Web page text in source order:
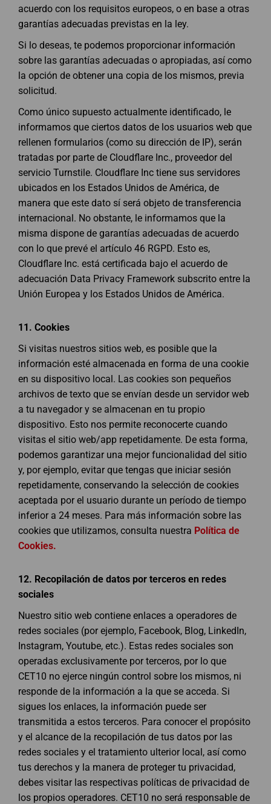
acuerdo con los requisitos europeos, o en base a otras
garantías adecuadas previstas en la ley.
Si lo deseas, te podemos proporcionar información
sobre las garantías adecuadas o apropiadas, así como
la opción de obtener una copia de los mismos, previa
solicitud.
Como único supuesto actualmente identificado, le
informamos que ciertos datos de los usuarios web que
rellenen formularios (como su dirección de IP), serán
tratadas por parte de Cloudflare Inc., proveedor del
servicio Turnstile. Cloudflare Inc tiene sus servidores
ubicados en los Estados Unidos de América, de
manera que este dato sí será objeto de transferencia
internacional. No obstante, le informamos que la
misma dispone de garantías adecuadas de acuerdo
con lo que prevé el artículo 46 RGPD. Esto es,
Cloudflare Inc. está certificada bajo el acuerdo de
adecuación Data Privacy Framework subscrito entre la
Unión Europea y los Estados Unidos de América.
11. Cookies
Si visitas nuestros sitios web, es posible que la
información esté almacenada en forma de una cookie
en su dispositivo local. Las cookies son pequeños
archivos de texto que se envían desde un servidor web
a tu navegador y se almacenan en tu propio
dispositivo. Esto nos permite reconocerte cuando
visitas el sitio web/app repetidamente. De esta forma,
podemos garantizar una mejor funcionalidad del sitio
y, por ejemplo, evitar que tengas que iniciar sesión
repetidamente, conservando la selección de cookies
aceptada por el usuario durante un período de tiempo
inferior a 24 meses. Para más información sobre las
cookies que utilizamos, consulta nuestra Política de
Cookies.
12. Recopilación de datos por terceros en redes
sociales
Nuestro sitio web contiene enlaces a operadores de
redes sociales (por ejemplo, Facebook, Blog, LinkedIn,
Instagram, Youtube, etc.). Estas redes sociales son
operadas exclusivamente por terceros, por lo que
CET10 no ejerce ningún control sobre los mismos, ni
responde de la información a la que se acceda. Si
sigues los enlaces, la información puede ser
transmitida a estos terceros. Para conocer el propósito
y el alcance de la recopilación de tus datos por las
redes sociales y el tratamiento ulterior local, así como
tus derechos y la manera de proteger tu privacidad,
debes visitar las respectivas políticas de privacidad de
los propios operadores. CET10 no será responsable de